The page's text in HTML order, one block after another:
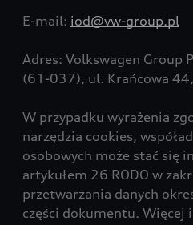
E-mail: iod@vw-group.pl
Adres: Volkswagen Group
(61-037), ul. Krańcowa
W przypadku wyrażenia
narzędzia cookies,
osobowych może stać się
artykułem 26 RODO w
przetwarzania danych
części dokumentu.